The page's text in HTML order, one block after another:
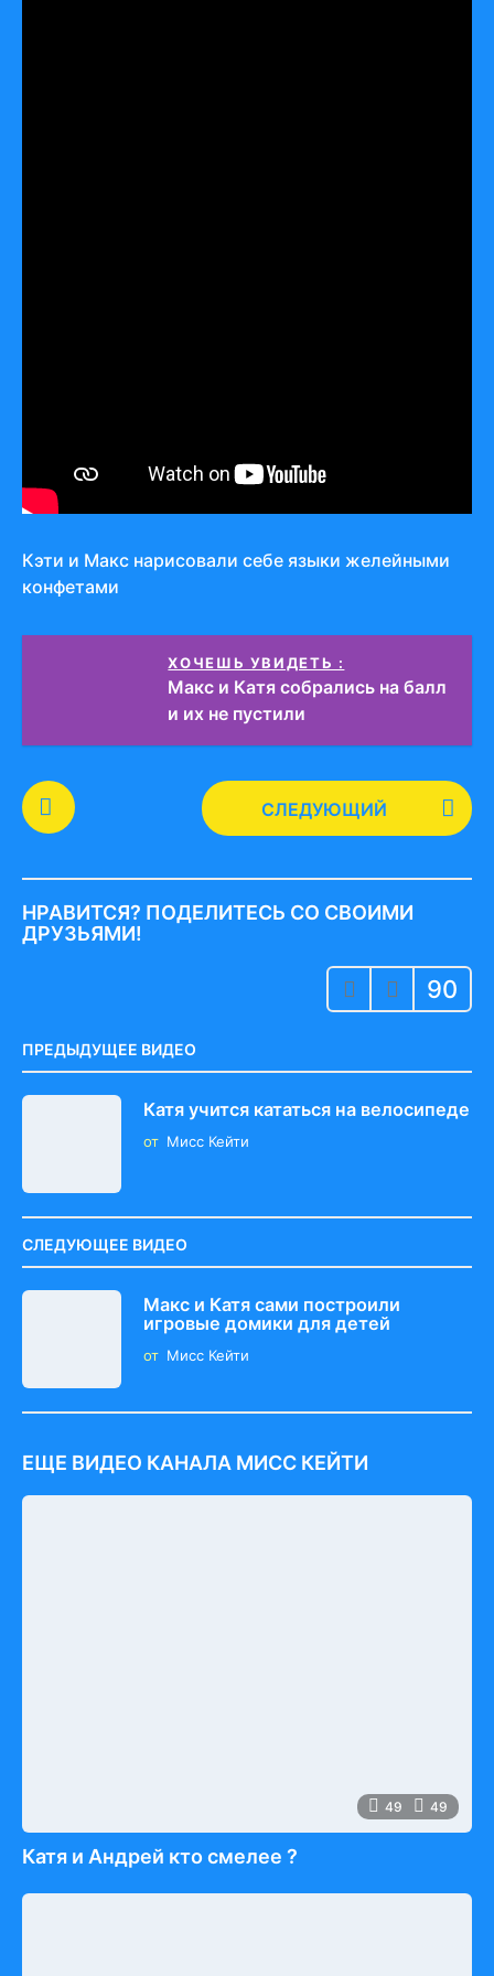
Кэти и Макс нарисовали себе языки желейными
конфетами
ХОЧЕШЬ УВИДЕТЬ :
Макс и Катя собрались на балл
и их не пустили
P
o
t
P
a
a
t
i
СЛЕДУЮЩИЙ
НРАВИТСЯ? ПОДЕЛИТЕСЬ СО СВОИМИ
ДРУЗЬЯМИ!
90
ПРЕДЫДУЩЕЕ ВИДЕО
Катя учится кататься на велосипеде
от Мисс Кейти
СЛЕДУЮЩЕЕ ВИДЕО
Макс и Катя сами построили
игровые домики для детей
от Мисс Кейти
ЕЩЕ ВИДЕО КАНАЛА МИСС КЕЙТИ
49 49
Катя и Андрей кто смелее ?